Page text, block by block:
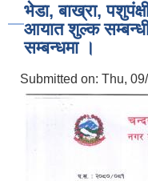
भेडा, बाख्रा,
आयात शुल्क
सम्बन्धमा ।
Submitted on: Thu,